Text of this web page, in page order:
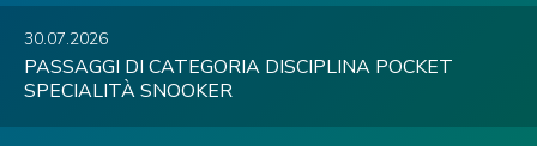
30.07.2026
PASSAGGI DI CATEGORIA DISCIPLINA POCKET
SPECIALITÀ SNOOKER